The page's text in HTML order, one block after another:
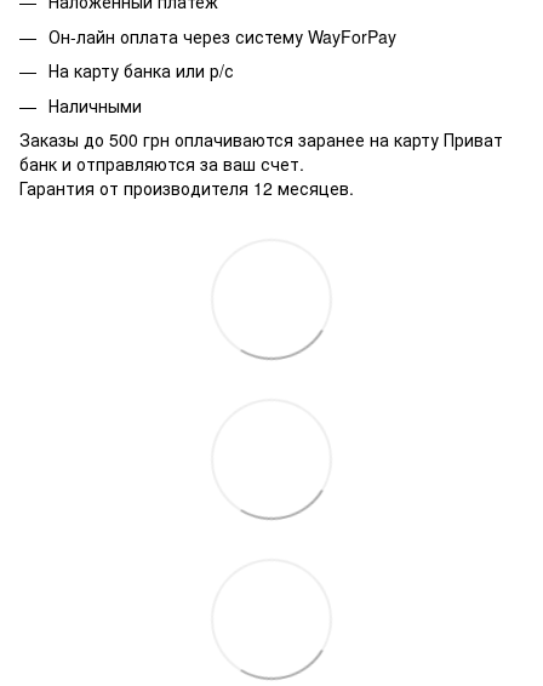
Он-лайн оплата через систему WayForPay
На карту банка или р/с
Наличными
Заказы до 500 грн оплачиваются заранее на карту Приват
банк и отправляются за ваш счет.
Гарантия от производителя 12 месяцев.